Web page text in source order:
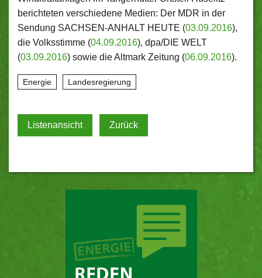
berichteten verschiedene Medien: Der MDR in der
Sendung SACHSEN-ANHALT HEUTE (03.09.2016),
die Volksstimme (04.09.2016), dpa/DIE WELT
(03.09.2016) sowie die Altmark Zeitung (06.09.2016).
Energie Landesregierung
Listenansicht Zurück